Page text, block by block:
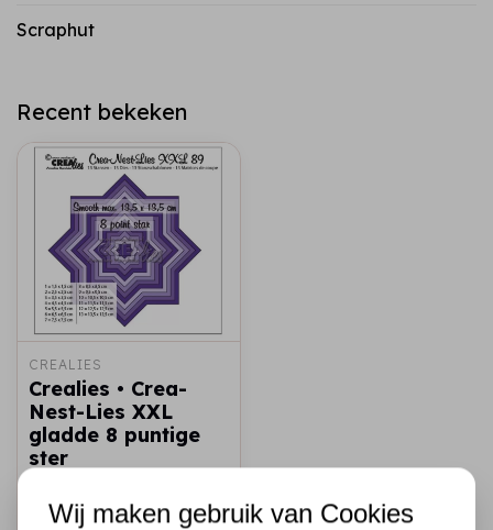
Scraphut
Recent bekeken
CREALIES
Crealies • Crea-
Nest-Lies XXL
gladde 8 puntige
ster
Wij maken gebruik van Cookies